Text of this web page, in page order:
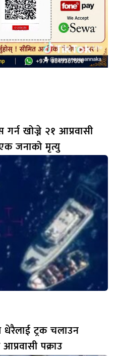
खोज्ने २१ आप्रवासी
एक जनाको मृत्यु
ट्रक चलाउन
पक्राउ